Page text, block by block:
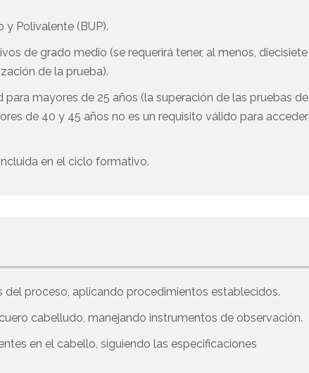
y Polivalente (BUP).
de grado medio (se requerirá tener, al menos, diecisiete
de la prueba).
para mayores de 25 años (la superación de las pruebas de
de 40 y 45 años no es un requisito válido para acceder
en el ciclo formativo.
del proceso, aplicando procedimientos establecidos.
cabelludo, manejando instrumentos de observación.
en el cabello, siguiendo las especificaciones